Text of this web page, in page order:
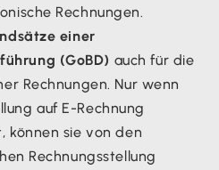
Rechnungen.
einer
(GoBD) auch für die
Rechnungen. Nur wenn
auf E-Rechnung
können sie von den
Rechnungsstellung